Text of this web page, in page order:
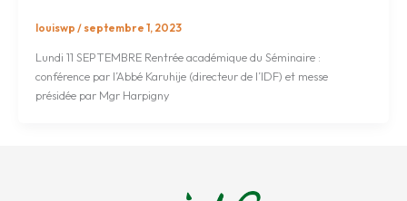
louiswp/ septembre 1, 2023
Lundi 11 SEPTEMBRE Rentrée académique du Séminaire :
conférence par l’Abbé Karuhije (directeur de l’IDF) et messe
présidée par Mgr Harpigny